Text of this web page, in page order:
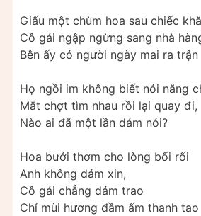
Giấu một chùm hoa sau chiếc
Cô gái ngập ngừng sang nhà
Bên ấy có người ngày mai ra trận
Họ ngồi im không biết nói năng
Mắt chợt tìm nhau rồi lại quay đi,
Nào ai đã một lần dám nói?
Hoa bưởi thơm cho lòng bối rối
Anh không dám xin,
Cô gái chẳng dám trao
Chỉ mùi hương đầm ấm thanh tao